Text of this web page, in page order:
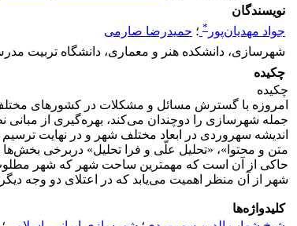
نویسندگان
جواد مهدیان‌پور * ؛ حمیدرضا صارمی
شهرسازی، دانشکده هنر و معماری، دانشگاه تربیت
چکیده
چکیده
امروزه با گسترش مسائل و مشکلات در کشورهای مختلف
جمله شهرسازی را دوچندان می‌کند، بهره‌گیری از
اندیشه سهروردی در ابعاد مختلف شهر و در نهایت
متن و محتوا»، «تحلیل علّی و فرا تحلیل» دربرخی
حاکی از آن است که مهمترین ساحت شهر که شهر مطلوب
شهر از آن منظر اهمیت می‌یابد که در اعتلای دو وجه
کلیدواژه‌ها